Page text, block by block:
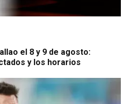
el 8 y 9 de agosto:
y los horarios